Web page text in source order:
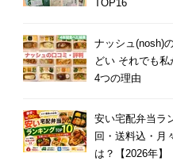
TOP16
ナッシュ(nosh)
どい それでも
4つの理由
安い宅配弁当ラ
回・送料込・月
は？【2026年】